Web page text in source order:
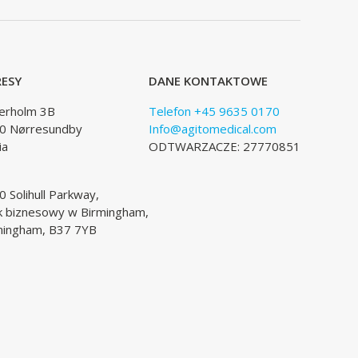
3B
Nørresundby
Solihull Parkway,
biznesowy w Birmingham,
B37 7YB
DANE KONTAKTOWE
Telefon +45 9635 0170
Info@agitomedical.com
ODTWARZACZE: 27770851